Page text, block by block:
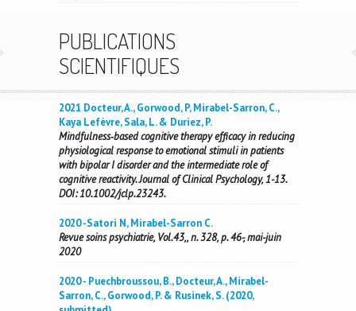
PUBLICATIONS
SCIENTIFIQUES
2021 Docteur, A., Gorwood, P, Mirabel-Sarron, C.,
Kaya Lefèvre, Sala, L. & Duriez, P.
Mindfulness‐based cognitive therapy efficacy in reducing
physiological response to emotional stimuli in patients
with bipolar I disorder and the intermediate role of
cognitive reactivity. Journal of Clinical Psychology, 1-13.
DOI: 10.1002/jclp.23243.
2020 -Satori N, Mirabel-Sarron C.
Revue soins psychiatrie, Vol.43,, n. 328, p. 46-, mai-juin
2020
2020 - Puechbroussou, B., Docteur, A., Mirabel-
Sarron, C., Gorwood, P. & Rusinek, S. (2020,